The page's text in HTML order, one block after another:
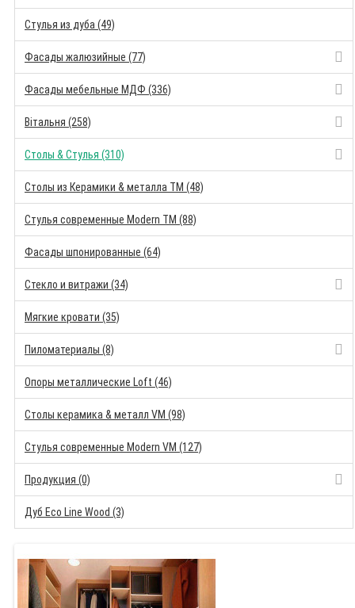
Стулья из дуба (49)
Фасады жалюзийные (77)
Фасады мебельные МДФ (336)
Вітальня (258)
Столы & Стулья (310)
Столы из Керамики & металла TM (48)
Стулья современные Modern TM (88)
Фасады шпонированные (64)
Стекло и витражи (34)
Мягкие кровати (35)
Пиломатериалы (8)
Опоры металлические Loft (46)
Столы керамика & металл VM (98)
Стулья современные Modern VM (127)
Продукция (0)
Дуб Eco Line Wood (3)